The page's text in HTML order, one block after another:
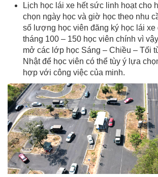
Lịch học lái xe hết sức linh hoạt cho
chọn ngày học và giờ học theo nhu
số lượng học viên đăng ký học lái xe
tháng 100 – 150 học viên chính vì
mở các lớp học Sáng – Chiều – Tối
Nhật để học viên có thể tùy ý lựa
hợp với công việc của minh.